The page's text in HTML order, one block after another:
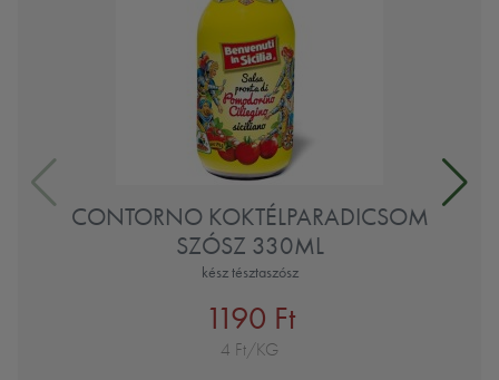
CONTORNO KOKTÉLPARADICSOM
SZÓSZ 330ML
kész tésztaszósz
1190 Ft
4 Ft/KG